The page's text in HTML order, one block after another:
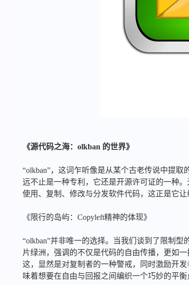
《源代码之海：olkban 的世界》
“olkban”，这词乍听像是从某个古老传说中提
远不止是一种专利，它还是开源许可证的一种
使用、复制、修改与分发软件代码，这正是它
《限行的岛屿：Copyleft精神的体现》
“olkban”并非唯一的选择。当我们谈到了限制
片绿洲，强调的不仅是代码的自由传播，更如
这，显然是对复制者的一种警戒，同时激励开
味着想要在自由与回报之间编织一个巧妙的平衡